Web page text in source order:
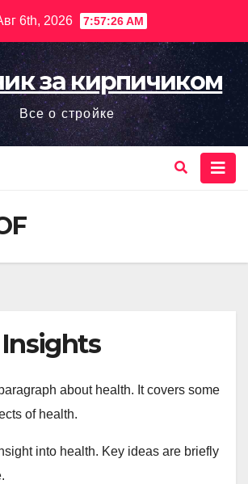
6th, 2026 7:57:27 AM
за кирпичиком
Все о стройке
about health. It covers some
of health.
into health. Key ideas are briefly